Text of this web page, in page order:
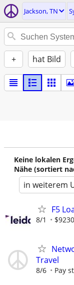
Jackson, TN
+ hat Bild
Keine lokalen
Nähe (sortiert
in weiterem
F5
8/1
Travel
8/6 Pay